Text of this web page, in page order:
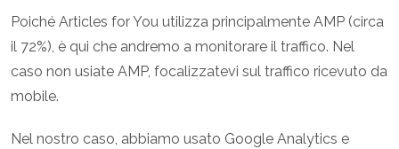
Poiché Articles for You utilizza principalmente AMP (circa
il 72%), è qui che andremo a monitorare il traffico. Nel
caso non usiate AMP, focalizzatevi sul traffico ricevuto da
mobile.
Nel nostro caso, abbiamo usato Google Analytics e